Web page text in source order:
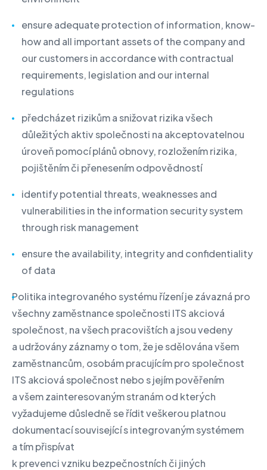
ensure adequate protection of information, know-
how and all important assets of the company and
our customers in accordance with contractual
requirements, legislation and our internal
regulations
předcházet rizikům a snižovat rizika všech
důležitých aktiv společnosti na akceptovatelnou
úroveň pomocí plánů obnovy, rozložením rizika,
pojištěním či přenesením odpovědností
identify potential threats, weaknesses and
vulnerabilities in the information security system
through risk management
ensure the availability, integrity and confidentiality
of data
Politika integrovaného systému řízení je závazná pro
všechny zaměstnance společnosti ITS akciová
společnost, na všech pracovištích a jsou vedeny
a udržovány záznamy o tom, že je sdělována všem
zaměstnancům, osobám pracujícím pro společnost
ITS akciová společnost nebo s jejím pověřením
a všem zainteresovaným stranám od kterých
vyžadujeme důsledně se řídit veškerou platnou
dokumentací související s integrovaným systémem
a tím přispívat
k prevenci vzniku bezpečnostních či jiných